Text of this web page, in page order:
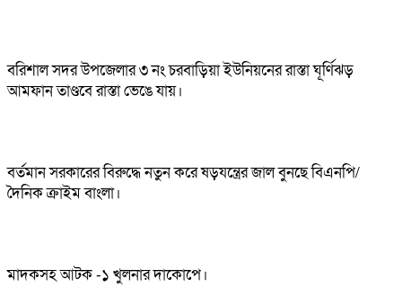
বরিশাল সদর উপজেলার ৩ নং চরবাড়িয়া ইউনিয়নের রাস্তা ঘূর্ণিঝড়
আমফান তাণ্ডবে রাস্তা ভেঙে যায়।
বর্তমান সরকারের বিরুদ্ধে নতুন করে ষড়যন্ত্রের জাল বুনছে বিএনপি/
দৈনিক ক্রাইম বাংলা।
মাদকসহ আটক -১ খুলনার দাকোপে।